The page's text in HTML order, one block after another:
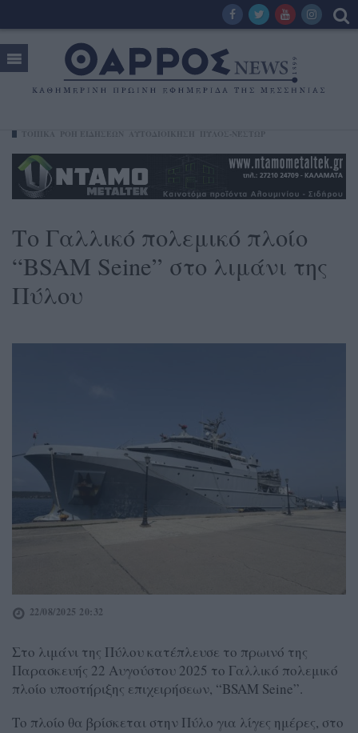
Το Γαλλικό πολεμικό πλοίο
“BSAM Seine” στο λιμάνι της
Πύλου
22/08/2025 20:32
Στο λιμάνι της Πύλου κατέπλευσε το πρωινό της
Παρασκευής 22 Αυγούστου 2025 το Γαλλικό πολεμικό
πλοίο υποστήριξης επιχειρήσεων, “BSAM Seine”.
Το πλοίο θα βρίσκεται στην Πύλο για λίγες ημέρες, στο